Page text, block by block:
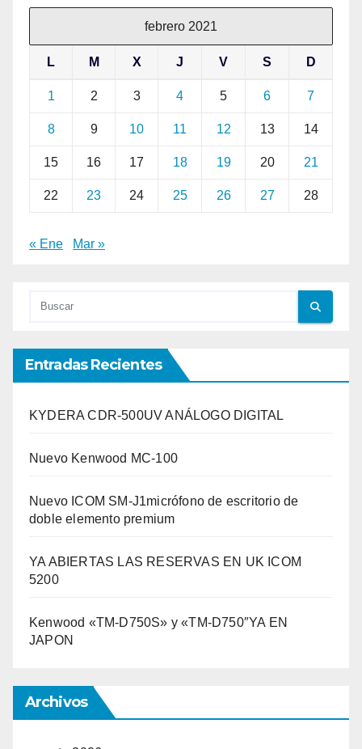
febrero 2021
L M X J V S D
1 2 3 4 5 6 7
8 9 10 11 12 13 14
15 16 17 18 19 20 21
22 23 24 25 26 27 28
« Ene Mar »
Entradas Recientes
KYDERA CDR-500UV ANÁLOGO DIGITAL
Nuevo Kenwood MC-100
Nuevo ICOM SM-J1micrófono de escritorio de
doble elemento premium
YA ABIERTAS LAS RESERVAS EN UK ICOM
5200
Kenwood «TM-D750S» y «TM-D750″YA EN
JAPON
Archivos